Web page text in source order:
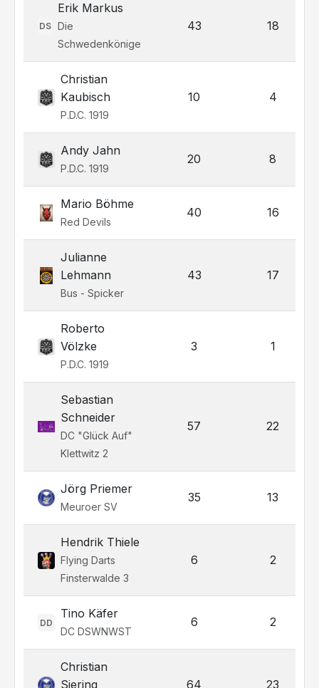
DS
Erik Markus
Die
Schwedenkönige
43 18
Christian
Kaubisch
P.D.C. 1919
10 4
Andy Jahn
P.D.C. 1919
20 8
Mario Böhme
Red Devils
40 16
Julianne
Lehmann
Bus - Spicker
43 17
Roberto
Völzke
P.D.C. 1919
3 1
Sebastian
Schneider
DC "Glück Auf"
Klettwitz 2
57 22
Jörg Priemer
Meuroer SV
35 13
Hendrik Thiele
Flying Darts
Finsterwalde 3
6 2
DD
Tino Käfer
DC DSWNWST
6 2
Christian
Siering
64 23